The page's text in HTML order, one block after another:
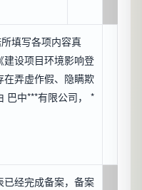
填写各项内容真
建设项目环境影响登
弄虚作假、隐瞒欺
巴中***有限公司， *
经完成备案，备案